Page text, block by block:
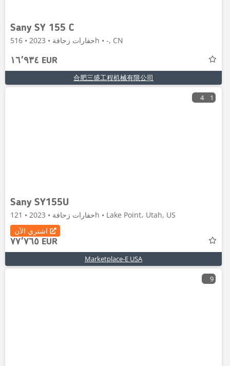
Sany SY 155 C
حفارات زحافة • 2023 • 516h • -, CN
١٦٬٩٣٤ EUR
合肥三盛工程机械有限公司
4 1
Sany SY155U
حفارات زحافة • 2023 • 121h • Lake Point، Utah, US
اشتري الآن
٧٧٬٧٦٥ EUR
Marketplace-E USA
9